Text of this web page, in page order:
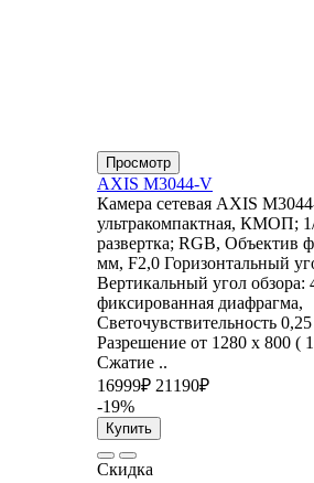
Просмотр
AXIS M3044-V
Камера сетевая AXIS
ультракомпактная, КМОП;
развертка; RGB, Объектив
мм, F2,0 Горизонтальный
Вертикальный угол обзора:
фиксированная диафрагма,
Светочувствительность
Разрешение от 1280 x 800 (
Сжатие ..
16999₽ 21190₽
-19%
Купить
Скидка